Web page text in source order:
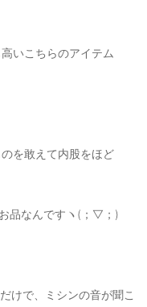
いこちらのアイテム
を敢えて内股をほど
品なんですヽ(；▽；)
けで、ミシンの音が聞こ